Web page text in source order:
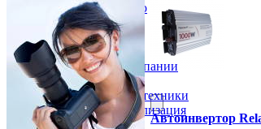
Фото и видео
Гаджеты
Аксессуары
Слухи
Новости компании
Услуги
Прокат фототехники
Выкуп и реализация
Покупателям
Автоинвертор